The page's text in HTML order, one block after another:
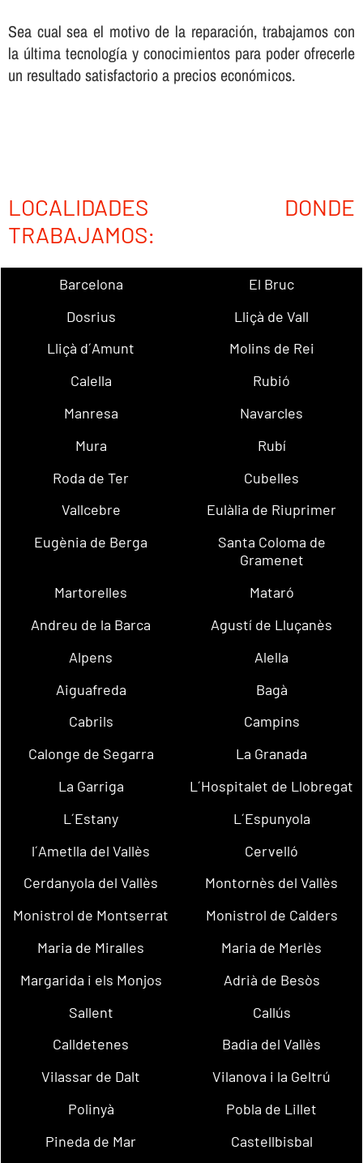
Sea cual sea el motivo de la reparación, trabajamos con
la última tecnologí­a y conocimientos para poder ofrecerle
un resultado satisfactorio a precios económicos.
LOCALIDADES DONDE
TRABAJAMOS:
Barcelona
El Bruc
Dosrius
Lliçà de Vall
Lliçà d´Amunt
Molins de Rei
Calella
Rubió
Manresa
Navarcles
Mura
Rubí
Roda de Ter
Cubelles
Vallcebre
Eulàlia de Riuprimer
Eugènia de Berga
Santa Coloma de
Gramenet
Martorelles
Mataró
Andreu de la Barca
Agustí de Lluçanès
Alpens
Alella
Aiguafreda
Bagà
Cabrils
Campins
Calonge de Segarra
La Granada
La Garriga
L´Hospitalet de Llobregat
L´Estany
L´Espunyola
l´Ametlla del Vallès
Cervelló
Cerdanyola del Vallès
Montornès del Vallès
Monistrol de Montserrat
Monistrol de Calders
Maria de Miralles
Maria de Merlès
Margarida i els Monjos
Adrià de Besòs
Sallent
Callús
Calldetenes
Badia del Vallès
Vilassar de Dalt
Vilanova i la Geltrú
Polinyà
Pobla de Lillet
Pineda de Mar
Castellbisbal